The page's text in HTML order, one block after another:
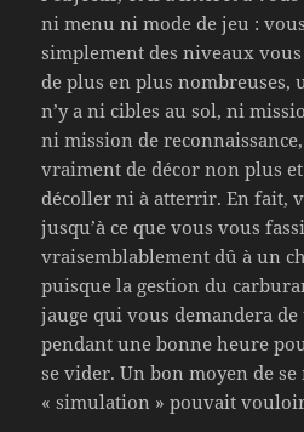
ni menu ni mode de jeu :
simplement des niveaux
de plus en plus nombreuses,
n’y a ni cibles au sol, ni
ni mission de
vraiment de décor non plus
décoller ni à atterrir. En fait,
jusqu’à ce que vous vous
vraisemblablement dû à un
puisque la gestion du
jauge qui vous demandera
pendant une bonne heure
se vider. Un bon moyen de
« simulation » pouvait